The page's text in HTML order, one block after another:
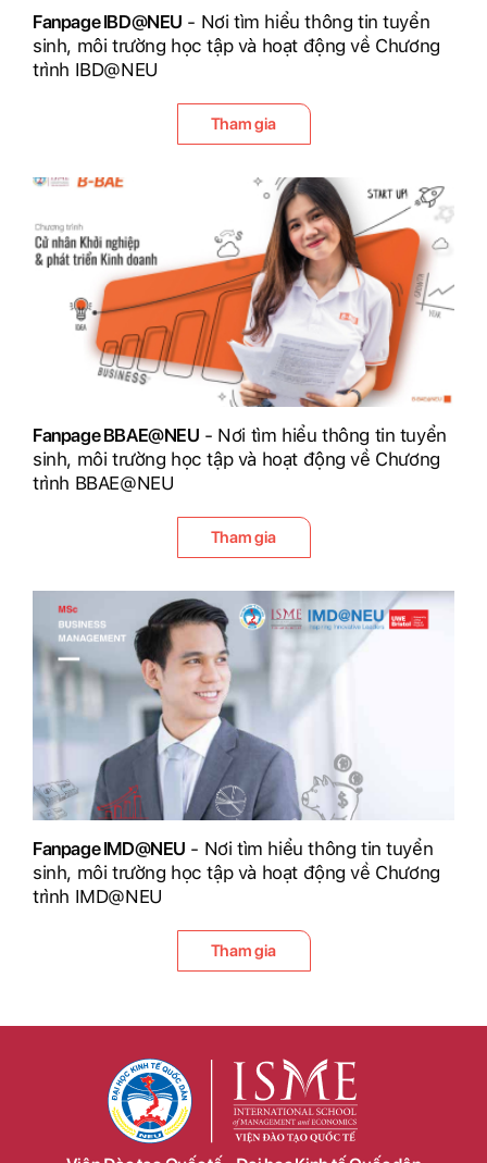
Fanpage IBD@NEU - Nơi tìm hiểu thông tin tuyển
sinh, môi trường học tập và hoạt động về Chương
trình IBD@NEU
Tham gia
Fanpage BBAE@NEU - Nơi tìm hiểu thông tin tuyển
sinh, môi trường học tập và hoạt động về Chương
trình BBAE@NEU
Tham gia
Fanpage IMD@NEU - Nơi tìm hiểu thông tin tuyển
sinh, môi trường học tập và hoạt động về Chương
trình IMD@NEU
Tham gia